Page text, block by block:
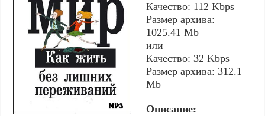
Качество: 112 Kbps
Размер архива:
1025.41 Mb
или
Качество: 32 Kbps
Размер архива: 312.1
Mb
Описание: